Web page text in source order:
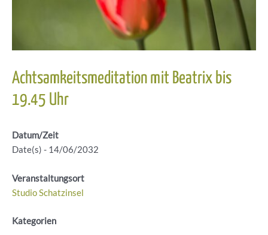
Achtsamkeitsmeditation mit Beatrix bis
19.45 Uhr
Datum/Zeit
Date(s) - 14/06/2032
Veranstaltungsort
Studio Schatzinsel
Kategorien